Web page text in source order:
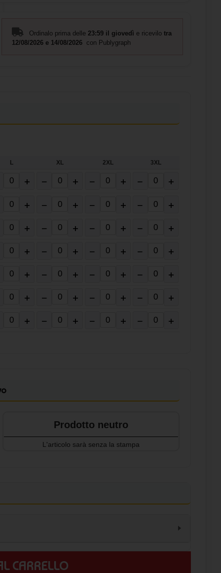
Ordinalo prima delle 23:59 il giovedì e ricevilo tra
12/08/2026 e 14/08/2026 con Publygraph
L XL 2XL 3XL
+ − + − + −
+
+
− + − + −
+
+
− + − + −
+
+
− + − + −
+
+
− + − + −
+
+
− + − + −
+
+
− + − + − +
Prodotto neutro
L'articolo sarà senza la stampa
CARRELLO